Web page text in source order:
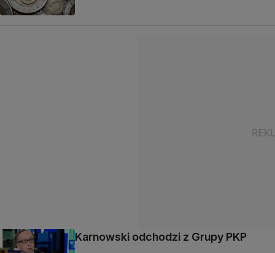
Karnowski odchodzi z Grupy PKP